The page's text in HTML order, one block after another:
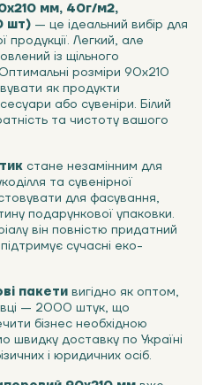
мм, 40г/м2,
шт) — це ідеальний вибір для
продукції. Легкий, але
із щільного
розміри 90х210
як продукти
або сувеніри. Білий
та чистоту вашого
стане незамінним для
та сувенірної
для фасування,
подарункової упаковки.
він повністю придатний
сучасні еко-
пакети вигідно як оптом,
— 2000 штук, що
бізнес необхідною
швидку доставку по Україні
і юридичних осіб.